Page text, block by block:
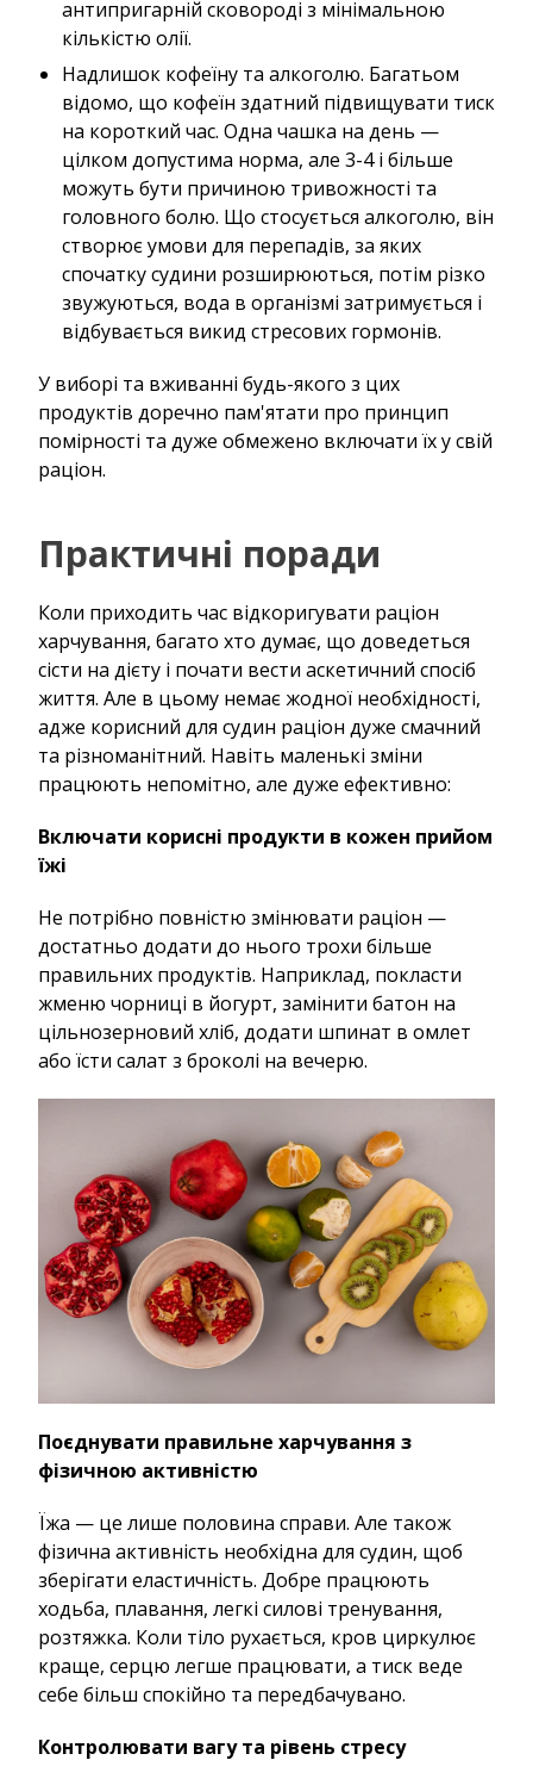
антипригарній сковороді з мінімальною
кількістю олії.
Надлишок кофеїну та алкоголю. Багатьом
відомо, що кофеїн здатний підвищувати тиск
на короткий час. Одна чашка на день —
цілком допустима норма, але 3-4 і більше
можуть бути причиною тривожності та
головного болю. Що стосується алкоголю, він
створює умови для перепадів, за яких
спочатку судини розширюються, потім різко
звужуються, вода в організмі затримується і
відбувається викид стресових гормонів.
У виборі та вживанні будь-якого з цих
продуктів доречно пам'ятати про принцип
помірності та дуже обмежено включати їх у свій
раціон.
Практичні поради
Коли приходить час відкоригувати раціон
харчування, багато хто думає, що доведеться
сісти на дієту і почати вести аскетичний спосіб
життя. Але в цьому немає жодної необхідності,
адже корисний для судин раціон дуже смачний
та різноманітний. Навіть маленькі зміни
працюють непомітно, але дуже ефективно:
Включати корисні продукти в кожен прийом
їжі
Не потрібно повністю змінювати раціон —
достатньо додати до нього трохи більше
правильних продуктів. Наприклад, покласти
жменю чорниці в йогурт, замінити батон на
цільнозерновий хліб, додати шпинат в омлет
або їсти салат з броколі на вечерю.
Поєднувати правильне харчування з
фізичною активністю
Їжа — це лише половина справи. Але також
фізична активність необхідна для судин, щоб
зберігати еластичність. Добре працюють
ходьба, плавання, легкі силові тренування,
розтяжка. Коли тіло рухається, кров циркулює
краще, серцю легше працювати, а тиск веде
себе більш спокійно та передбачувано.
Контролювати вагу та рівень стресу